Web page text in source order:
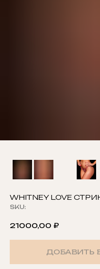
WHITNEY LOVE
SKU:
21000,00 ₽
ДОБАВИТЬ